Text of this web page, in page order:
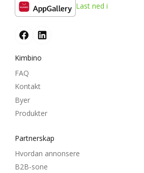
Last ned i
Kimbino
FAQ
Kontakt
Byer
Produkter
Partnerskap
Hvordan annonsere
B2B-sone